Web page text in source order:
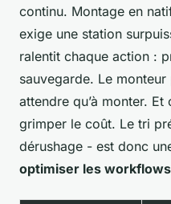
continu. Montage en
exige une station
ralentit chaque action :
sauvegarde. Le
attendre qu’à monter. Et
grimper le coût. Le tri
dérushage - est donc
optimiser les workflows